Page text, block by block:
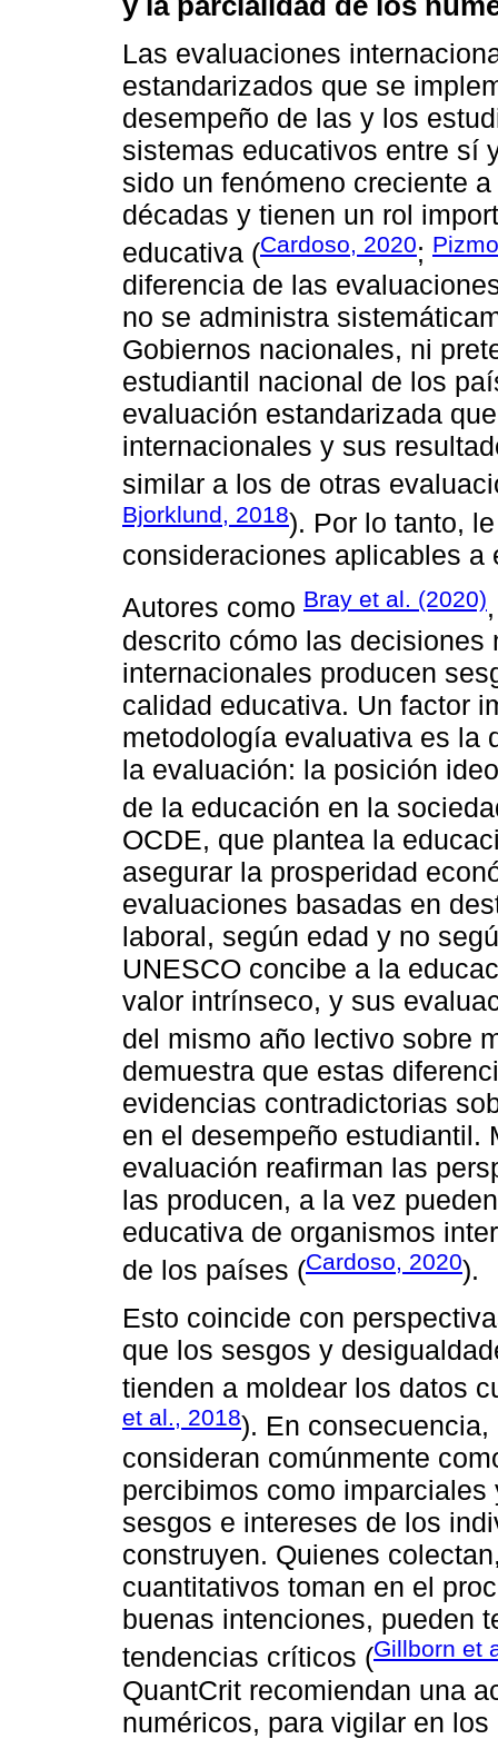
Las evaluaciones
estandarizados que se
desempeño de las y los
sistemas educativos entre sí
sido un fenómeno creciente
décadas y tienen un rol
educativa (Cardoso, 2020;
diferencia de las
no se administra
Gobiernos nacionales, ni
estudiantil nacional de los
evaluación estandarizada
internacionales y sus
similar a los de otras
Bjorklund, 2018). Por lo tanto,
consideraciones aplicables a
Autores como Bray et al. (2020)
descrito cómo las
internacionales producen
calidad educativa. Un factor
metodología evaluativa es la
la evaluación: la posición
de la educación en la
OCDE, que plantea la
asegurar la prosperidad
evaluaciones basadas en
laboral, según edad y no
UNESCO concibe a la
valor intrínseco, y sus
del mismo año lectivo sobre
demuestra que estas
evidencias contradictorias
en el desempeño estudiantil.
evaluación reafirman las
las producen, a la vez
educativa de organismos
de los países (Cardoso, 2020).
Esto coincide con
que los sesgos y
tienden a moldear los datos
et al., 2018). En
consideran comúnmente
percibimos como
sesgos e intereses de los
construyen. Quienes
cuantitativos toman en el
buenas intenciones, pueden
tendencias críticos (Gillborn et
QuantCrit recomiendan una
numéricos, para vigilar en